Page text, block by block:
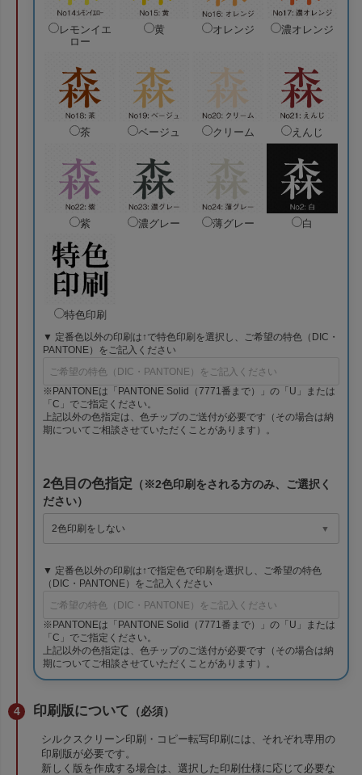
レモンイエ
ロー
黄 オレンジ 濃オレンジ
茶 ベージュ クリーム えんじ
紫 濃グレー 薄グレー 白
特色印刷
▼ 定番色以外の印刷は↑で特色印刷を選択し、ご希望の特色（DIC・
PANTONE）をご記入ください
※PANTONEは「PANTONE Solid（7771番まで）」の「U」または
「C」でご指定ください。
上記以外の色指定は、色チップのご送付が必要です（その場合は納
期についてご相談させていただくことがあります）。
2色目の色指定 （※2色印刷をされる方のみ、ご選択く
ださい）
▼ 定番色以外の印刷は↑で指定色で印刷を選択し、ご希望の特色
（DIC・PANTONE）をご記入ください
※PANTONEは「PANTONE Solid（7771番まで）」の「U」または
「C」でご指定ください。
上記以外の色指定は、色チップのご送付が必要です（その場合は納
期についてご相談させていただくことがあります）。
印刷版について （必須）
シルクスクリーン印刷・コピー転写印刷には、それぞれ専用の
印刷版が必要です。
新しく版を作成する場合は、選択した印刷仕様に応じて必要な